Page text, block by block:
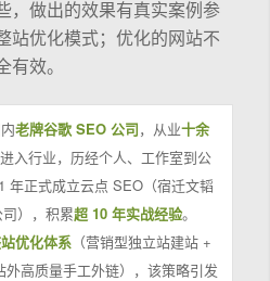
，做出的效果有真实案例参
站优化模式；优化的网站不
效。
老牌谷歌 SEO 公司，从业十余
入行业，历经个人、工作室到公
年正式成立云点 SEO（宿迁文韬
），积累超 10 年实战经验。
优化体系（营销型独立站建站 +
高质量手工外链），该策略引发